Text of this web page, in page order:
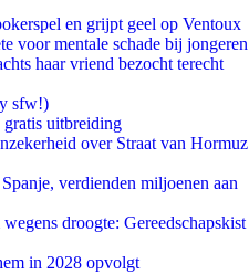
en grijpt geel op Ventoux
voor mentale schade bij jongeren
haar vriend bezocht terecht
sfw!)
uitbreiding
over Straat van Hormuz
verdienden miljoenen aan
droogte: Gereedschapskist
in 2028 opvolgt